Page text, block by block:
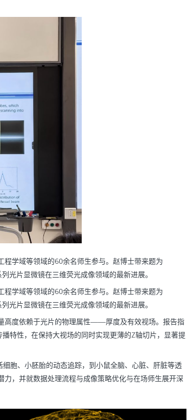
学域等领域的60余名师生参与。赵博士带来题为
片显微镜在三维荧光成像领域的最新进展。
学域等领域的60余名师生参与。赵博士带来题为
片显微镜在三维荧光成像领域的最新进展。
高度依赖于光片的物理属性——厚度及有效视场。报告指
特性，在保持大视场的同时实现更薄的Z轴切片，显著提
胞、小胚胎的动态追踪，到小鼠全脑、心脏、肝脏等透
，并就数据处理流程与成像策略优化与在场师生展开深